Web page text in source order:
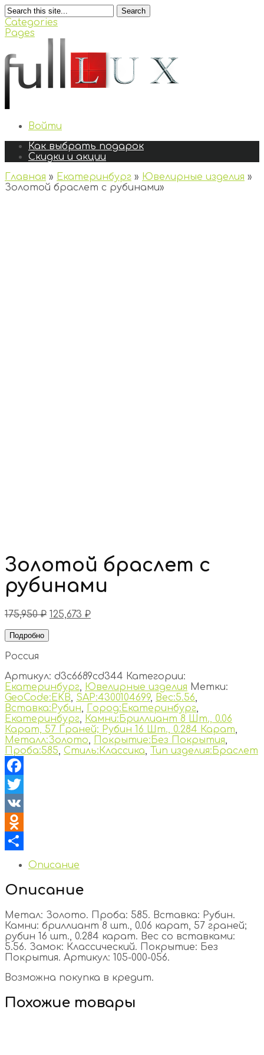
Search
Categories
Pages
Войти
Как выбрать подарок
Скидки и акции
Главная » Екатеринбург » Ювелирные изделия »
Золотой браслет с рубинами»
Золотой браслет с
рубинами
175,950₽ 125,673 ₽
Подробно
Россия
Артикул: d3c6689cd344 Категории:
Екатеринбург, Ювелирные изделия Метки:
GeoCode:EKB, SAP:4300104699, Вес:5.56,
Вставка:Рубин, Город:Екатеринбург,
Екатеринбург, Камни:Бриллиант 8 Шт., 0.06
Карат, 57 Граней; Рубин 16 Шт., 0.284 Карат,
Металл:Золото, Покрытие:Без Покрытия,
Проба:585, Стиль:Классика, Тип изделия:Браслет
Facebook
Twitter
VK
Odnoklassniki
Отправить
Описание
Описание
Метал: Золото. Проба: 585. Вставка: Рубин.
Камни: бриллиант 8 шт., 0.06 карат, 57 граней;
рубин 16 шт., 0.284 карат. Вес со вставками:
5.56. Замок: Классический. Покрытие: Без
Покрытия. Артикул: 105-000-056.
Возможна покупка в кредит.
Похожие товары